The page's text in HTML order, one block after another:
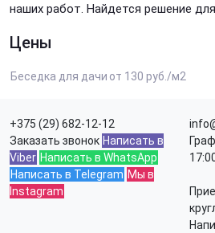
наших работ. Найдется решение
Цены
Беседка для дачи от 130 руб./м2
+375 (29) 682-12-12
Заказать звонок Написать в
Viber Написать в WhatsApp
Написать в Telegram Мы в
Instagram